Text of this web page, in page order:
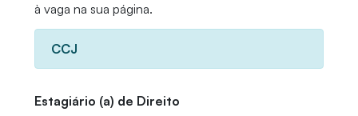
à vaga na sua página.
CCJ
Estagiário (a) de Direito